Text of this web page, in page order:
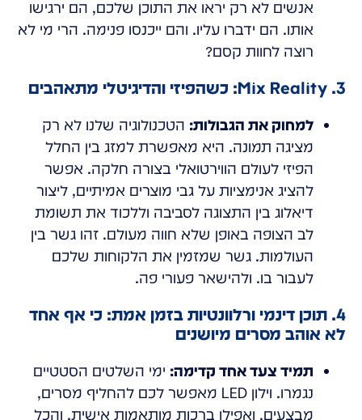
אנשים לא רק יראו את התוכן שלכם, הם ירגישו
אותו. הם ידברו עליו. והם ייכנסו פנימה. הרי מי לא
רוצה לחוות קסם?
3. Mix Reality: כשהפיזי והדיגיטלי מתאהבים
למחוק את הגבולות: הטכנולוגיה שלנו לא רק
מציגה תמונה. היא מאפשרת למזג בין החלל
הפיזי לעולם הווירטואלי בצורה חלקה. אפשר
להציג אנימציות על גבי מוצרים אמיתיים, ליצור
דיאלוג בין התצוגה לסביבה וללכוד את תשומת
לב הצופה באופן שלא חווה מעולם. זהו גשר בין
העולמות. גשר שמזמין את הלקוחות שלכם
לעבור בו. ולהישאר פעורי פה.
4. תוכן דינמי ורלוונטיות בזמן אמת: כי אף אחד
לא אוהב מסרים מיושנים
תמיד צעד אחד קדימה: ימי השלטים הסטטיים
נגמרו. וילון LED מאפשר לכם להחליף מסרים,
מבצעים, ואפילו ברכות מותאמות אישית. והכל